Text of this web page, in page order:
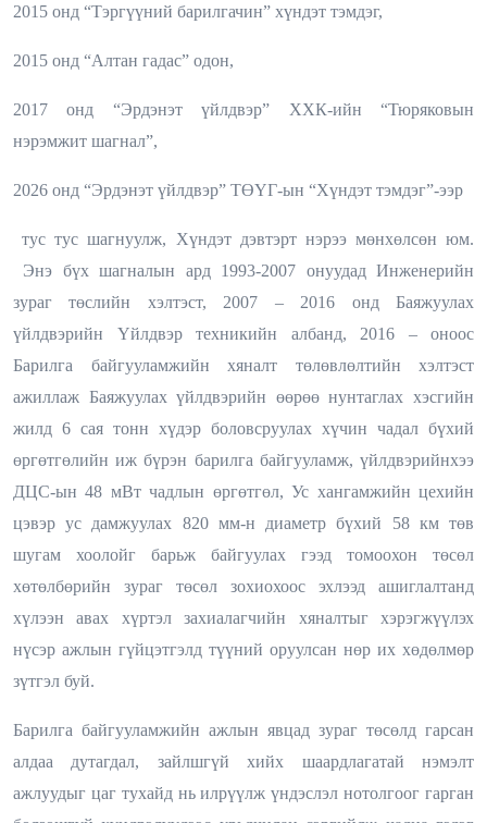
2015 онд “Тэргүүний барилгачин” хүндэт тэмдэг,
2015 онд “Алтан гадас” одон,
2017 онд “Эрдэнэт үйлдвэр” ХХК-ийн “Тюряковын
нэрэмжит шагнал”,
2026 онд “Эрдэнэт үйлдвэр” ТӨҮГ-ын “Хүндэт тэмдэг”-ээр
тус тус шагнуулж, Хүндэт дэвтэрт нэрээ мөнхөлсөн юм.
Энэ бүх шагналын ард 1993-2007 онуудад Инженерийн
зураг төслийн хэлтэст, 2007 – 2016 онд Баяжуулах
үйлдвэрийн Үйлдвэр техникийн албанд, 2016 – оноос
Барилга байгууламжийн хяналт төлөвлөлтийн хэлтэст
ажиллаж Баяжуулах үйлдвэрийн өөрөө нунтаглах хэсгийн
жилд 6 сая тонн хүдэр боловсруулах хүчин чадал бүхий
өргөтгөлийн иж бүрэн барилга байгууламж, үйлдвэрийнхээ
ДЦС-ын 48 мВт чадлын өргөтгөл, Ус хангамжийн цехийн
цэвэр ус дамжуулах 820 мм-н диаметр бүхий 58 км төв
шугам хоолойг барьж байгуулах гээд томоохон төсөл
хөтөлбөрийн зураг төсөл зохиохоос эхлээд ашиглалтанд
хүлээн авах хүртэл захиалагчийн хяналтыг хэрэгжүүлэх
нүсэр ажлын гүйцэтгэлд түүний оруулсан нөр их хөдөлмөр
зүтгэл буй.
Барилга байгууламжийн ажлын явцад зураг төсөлд гарсан
алдаа дутагдал, зайлшгүй хийх шаардлагатай нэмэлт
ажлуудыг цаг тухайд нь илрүүлж үндэслэл нотолгоог гарган